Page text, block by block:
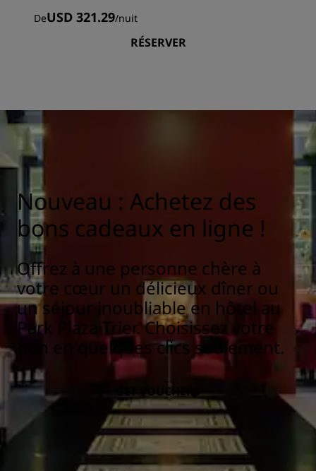
DeUSD 321.29/nuit
RÉSERVER
Nouveau : Achetez des
bons cadeaux en ligne !
Offrez à une personne chère à
votre cœur un délicieux dîner ou
un séjour inoubliable en hôtel au
Park Plaza Trier. Choisissez votre
bon en quelques clics seulement.
GET VOUCHERS